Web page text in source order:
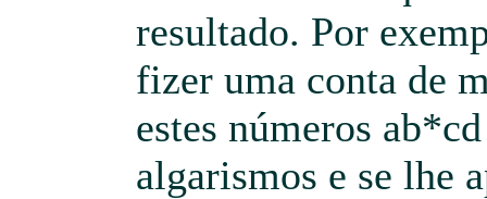
resultado. Por
fizer uma conta de
estes números
algarismos e se lhe